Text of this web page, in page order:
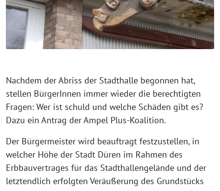
Nachdem der Abriss der Stadthalle begonnen hat,
stellen BürgerInnen immer wieder die berechtigten
Fragen: Wer ist schuld und welche Schäden gibt es?
Dazu ein Antrag der Ampel Plus-Koalition.
Der Bürgermeister wird beauftragt festzustellen, in
welcher Höhe der Stadt Düren im Rahmen des
Erbbauvertrages für das Stadthallengelände und der
letztendlich erfolgten Veräußerung des Grundstücks